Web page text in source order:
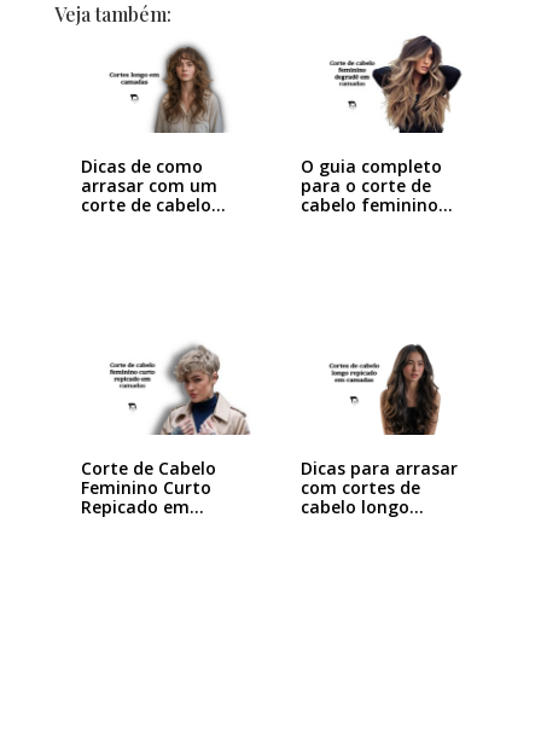
Veja também:
Dicas de como
arrasar com um
corte de cabelo…
O guia completo
para o corte de
cabelo feminino…
Corte de Cabelo
Feminino Curto
Repicado em
Dicas para arrasar
com cortes de
cabelo longo…